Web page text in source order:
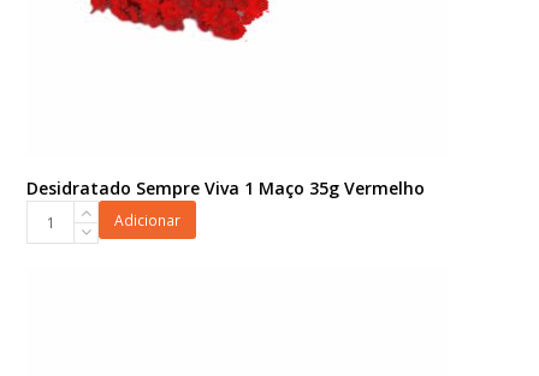
Desidratado Sempre Viva 1 Maço 35g Vermelho
Desidratado
Sempre
Adicionar